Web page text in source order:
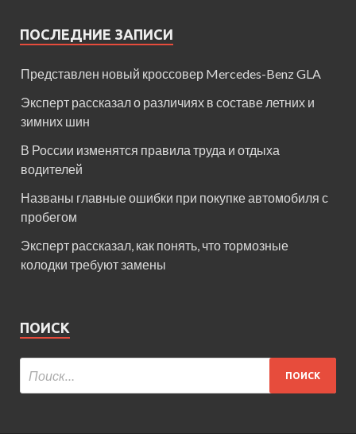
ПОСЛЕДНИЕ ЗАПИСИ
Представлен новый кроссовер Mercedes-Benz GLA
Эксперт рассказал о различиях в составе летних и
зимних шин
В России изменятся правила труда и отдыха
водителей
Названы главные ошибки при покупке автомобиля с
пробегом
Эксперт рассказал, как понять, что тормозные
колодки требуют замены
ПОИСК